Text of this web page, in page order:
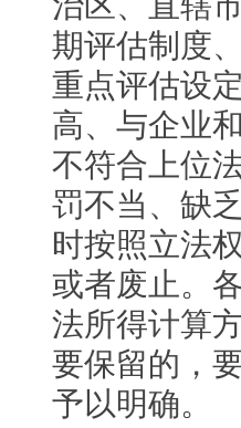
治区、直辖
期评估制度
重点评估设
高、与企业
不符合上位
罚不当、缺
时按照立法
或者废止。
法所得计算
要保留的，
予以明确。